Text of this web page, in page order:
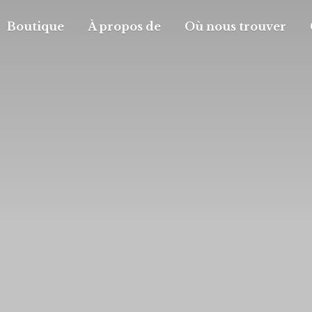
Boutique À propos de Où nous trouver